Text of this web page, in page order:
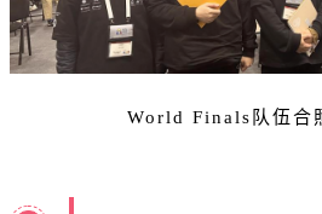
World Finals队伍合